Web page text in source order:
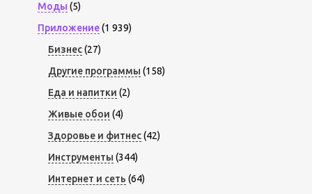
Моды (5)
Приложение(1 939)
Бизнес(27)
Другие программы (158)
Еда и напитки (2)
Живые обои (4)
Здоровье и фитнес(42)
Инструменты (344)
Интернет и сеть (64)